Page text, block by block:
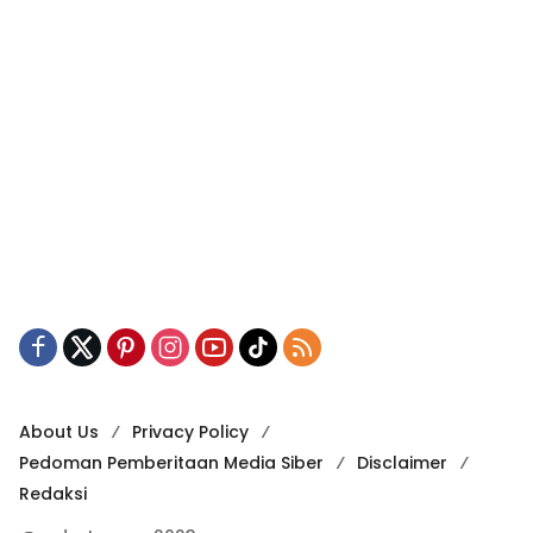
About Us
Privacy Policy
Pedoman Pemberitaan Media Siber
Disclaimer
Redaksi